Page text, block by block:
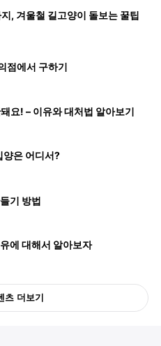
, 겨울철 길고양이 돌보는 꿀팁
점에서 구하기
요! – 이유와 대처법 알아보기
양은 어디서?
기 방법
에 대해서 알아보자
츠 더보기